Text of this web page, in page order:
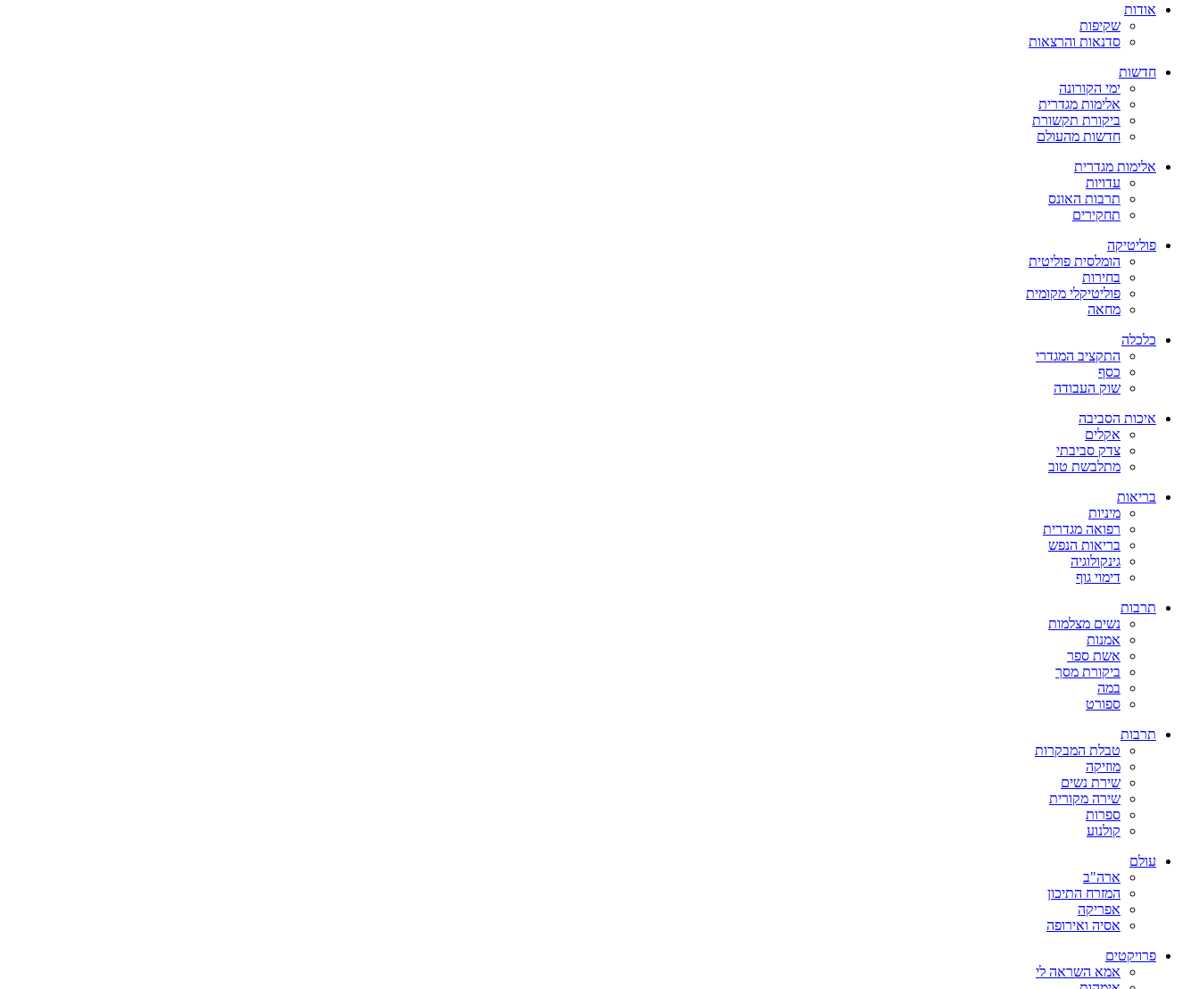
אודות
שקיפות
סדנאות והרצאות
חדשות
ימי הקורונה
אלימות מגדרית
ביקורת תקשורת
חדשות מהעולם
אלימות מגדרית
עדויות
תרבות האונס
תחקירים
פוליטיקה
הומלסית פוליטית
בחירות
פוליטיקלי מקומית
מחאה
כלכלה
התקציב המגדרי
כסף
שוק העבודה
איכות הסביבה
אקלים
צדק סביבתי
מתלבשת טוב
בריאות
מיניות
רפואה מגדרית
בריאות הנפש
גינקולוגיה
דימוי גוף
תרבות
נשים מצלמות
אמנות
אשת ספר
ביקורת מסך
במה
ספורט
תרבות
טבלת המבקרות
מוזיקה
שירת נשים
שירה מקורית
ספרות
קולנוע
עולם
ארה"ב
המזרח התיכון
אפריקה
אסיה ואירופה
פרויקטים
אמא השראה לי